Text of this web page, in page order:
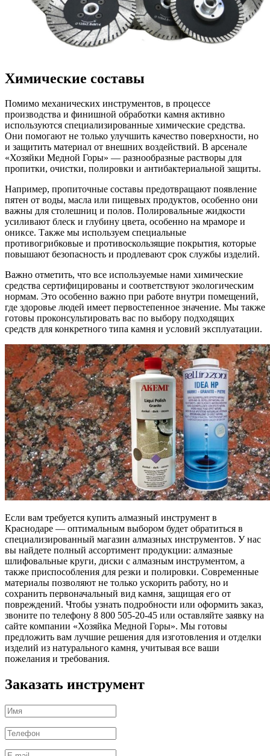
Химические составы
Помимо механических инструментов, в процессе
производства и финишной обработки камня активно
используются специализированные химические средства.
Они помогают не только улучшить качество поверхности, но
и защитить материал от внешних воздействий. В арсенале
«Хозяйки Медной Горы» — разнообразные растворы для
пропитки, очистки, полировки и антибактериальной защиты.
Например, пропиточные составы предотвращают появление
пятен от воды, масла или пищевых продуктов, особенно они
важны для столешниц и полов. Полировальные жидкости
усиливают блеск и глубину цвета, особенно на мраморе и
ониксе. Также мы используем специальные
противогрибковые и противоскользящие покрытия, которые
повышают безопасность и продлевают срок службы изделий.
Важно отметить, что все используемые нами химические
средства сертифицированы и соответствуют экологическим
нормам. Это особенно важно при работе внутри помещений,
где здоровье людей имеет первостепенное значение. Мы также
готовы проконсультировать вас по выбору подходящих
средств для конкретного типа камня и условий эксплуатации.
Если вам требуется купить алмазный инструмент в
Краснодаре — оптимальным выбором будет обратиться в
специализированный магазин алмазных инструментов. У нас
вы найдете полный ассортимент продукции: алмазные
шлифовальные круги, диски с алмазным инструментом, а
также приспособления для резки и полировки. Современные
материалы позволяют не только ускорить работу, но и
сохранить первоначальный вид камня, защищая его от
повреждений. Чтобы узнать подробности или оформить заказ,
звоните по телефону 8 800 505-20-45 или оставляйте заявку на
сайте компании «Хозяйка Медной Горы». Мы готовы
предложить вам лучшие решения для изготовления и отделки
изделий из натурального камня, учитывая все ваши
пожелания и требования.
Заказать инструмент